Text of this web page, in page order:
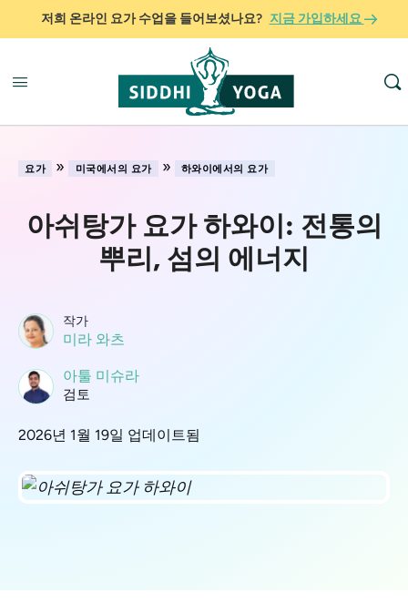
저희 온라인 요가 수업을 들어보셨나요? 지금 가입하세요
요가 » 미국에서의 요가 » 하와이에서의 요가
아쉬탕가 요가 하와이: 전통의
뿌리, 섬의 에너지
작가
미라 와츠
아툴 미슈라
검토
2026년 1월 19일 업데이트됨